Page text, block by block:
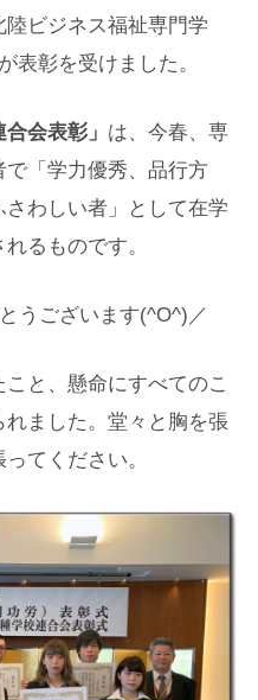
ビジネス福祉専門学
彰を受けました。
会表彰」 は、今春、専
「学力優秀、品行方
わしい者」として在学
るものです。
うございます(^O^)／
と、懸命にすべてのこ
ました。堂々と胸を張
てください。